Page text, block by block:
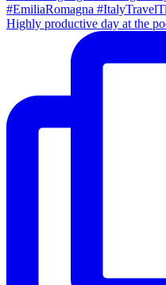
Highly productive day at the